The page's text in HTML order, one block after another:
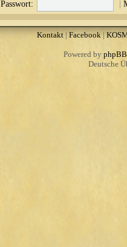
Passwort: |
Kontakt| Facebook|
Powered by phpBB
Deutsche